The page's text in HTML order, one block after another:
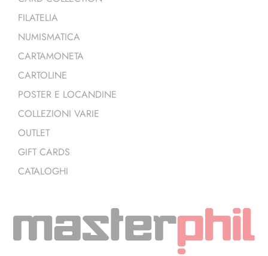
FILATELIA
NUMISMATICA
CARTAMONETA
CARTOLINE
POSTER E LOCANDINE
COLLEZIONI VARIE
OUTLET
GIFT CARDS
CATALOGHI